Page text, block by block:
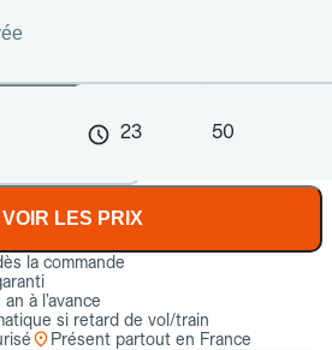
23 50
VOIR LES PRIX
la commande
à l’avance
si retard de vol/train
Présent partout en France